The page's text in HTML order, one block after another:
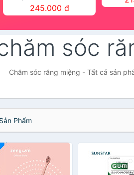
Powder Kit fmgt The Face Shop
245.000 đ
sóc
Chăm sóc răng miệng - Tất cả sản
Sản Phẩm